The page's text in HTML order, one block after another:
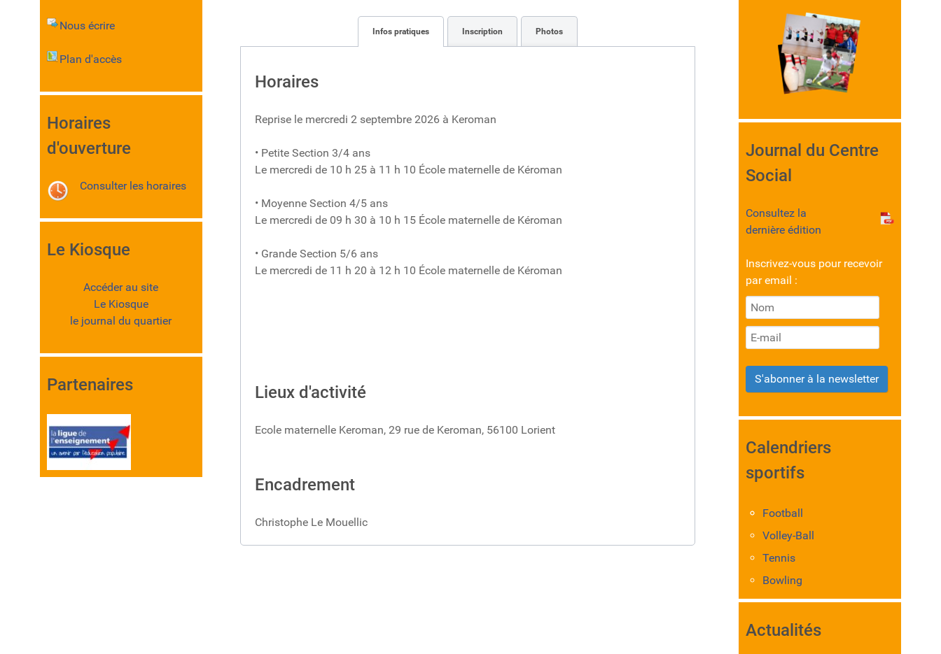
Nous écrire
Plan d'accès
Horaires
d'ouverture
Consulter les horaires
Le Kiosque
Accéder au site
Le Kiosque
le journal du quartier
Partenaires
Infos pratiques Inscription Photos
Horaires
Reprise le mercredi 2 septembre 2026 à Keroman
• Petite Section 3/4 ans
Le mercredi de 10 h 25 à 11 h 10 École maternelle de Kéroman
• Moyenne Section 4/5 ans
Le mercredi de 09 h 30 à 10 h 15 École maternelle de Kéroman
• Grande Section 5/6 ans
Le mercredi de 11 h 20 à 12 h 10 École maternelle de Kéroman
Lieux d'activité
Ecole maternelle Keroman, 29 rue de Keroman, 56100 Lorient
Encadrement
Christophe Le Mouellic
Journal du Centre
Social
Consultez la
dernière édition
Inscrivez-vous pour recevoir
par email :
S'abonner à la newsletter
Calendriers
sportifs
Football
Volley-Ball
Tennis
Bowling
Actualités